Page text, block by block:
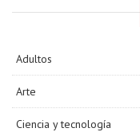
Adultos
Arte
Ciencia y tecnología